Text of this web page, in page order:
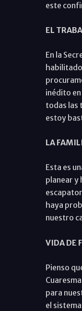
este
EL
En la
inédito
todas las
estoy
LA
Esta es
planear y
haya
nuestro
VIDA DE
Pienso
para
el